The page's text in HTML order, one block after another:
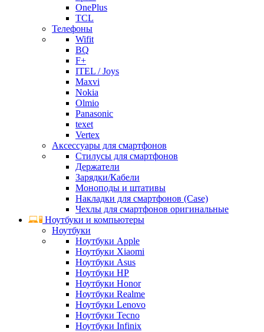
OnePlus
TCL
Телефоны
Wifit
BQ
F+
ITEL / Joys
Maxvi
Nokia
Olmio
Panasonic
texet
Vertex
Аксессуары для смартфонов
Стилусы для смартфонов
Держатели
Зарядки/Кабели
Моноподы и штативы
Накладки для смартфонов (Case)
Чехлы для смартфонов оригинальные
Ноутбуки и компьютеры
Ноутбуки
Ноутбуки Apple
Ноутбуки Xiaomi
Ноутбуки Asus
Ноутбуки HP
Ноутбуки Honor
Ноутбуки Realme
Ноутбуки Lenovo
Ноутбуки Tecno
Ноутбуки Infinix